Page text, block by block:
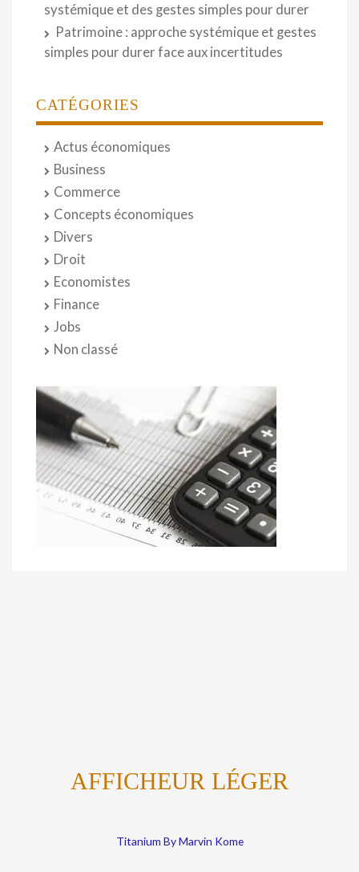
systémique et des gestes simples pour durer
Patrimoine : approche systémique et gestes
simples pour durer face aux incertitudes
CATÉGORIES
Actus économiques
Business
Commerce
Concepts économiques
Divers
Droit
Economistes
Finance
Jobs
Non classé
AFFICHEUR LÉGER
Titanium By Marvin Kome